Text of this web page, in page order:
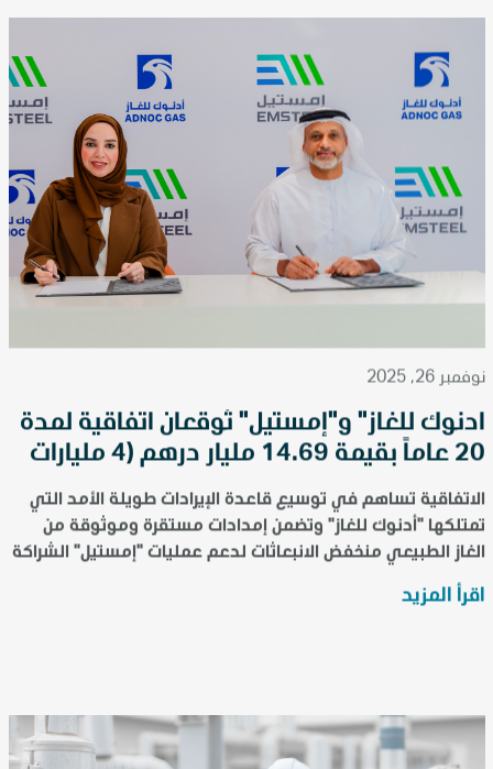
نوفمبر 26, 2025
أدنوك للغاز" و"إمستيل" تُوقعان اتفاقية لمدة
20 عاماً بقيمة 14.69 مليار درهم (4 مليارات
دولار) لتوريد الغاز الطبيعي لدعم النمو
الصناعي في الدولة"
الاتفاقية تساهم في توسيع قاعدة الإيرادات طويلة الأمد التي
تمتلكها "أدنوك للغاز" وتضمن إمدادات مستقرة وموثوقة من
الغاز الطبيعي منخفض الانبعاثات لدعم عمليات "إمستيل" الشراكة
تُعزز مرونة اقتصاد الدولة وتؤكد الدور ال...
اقرأ المزيد